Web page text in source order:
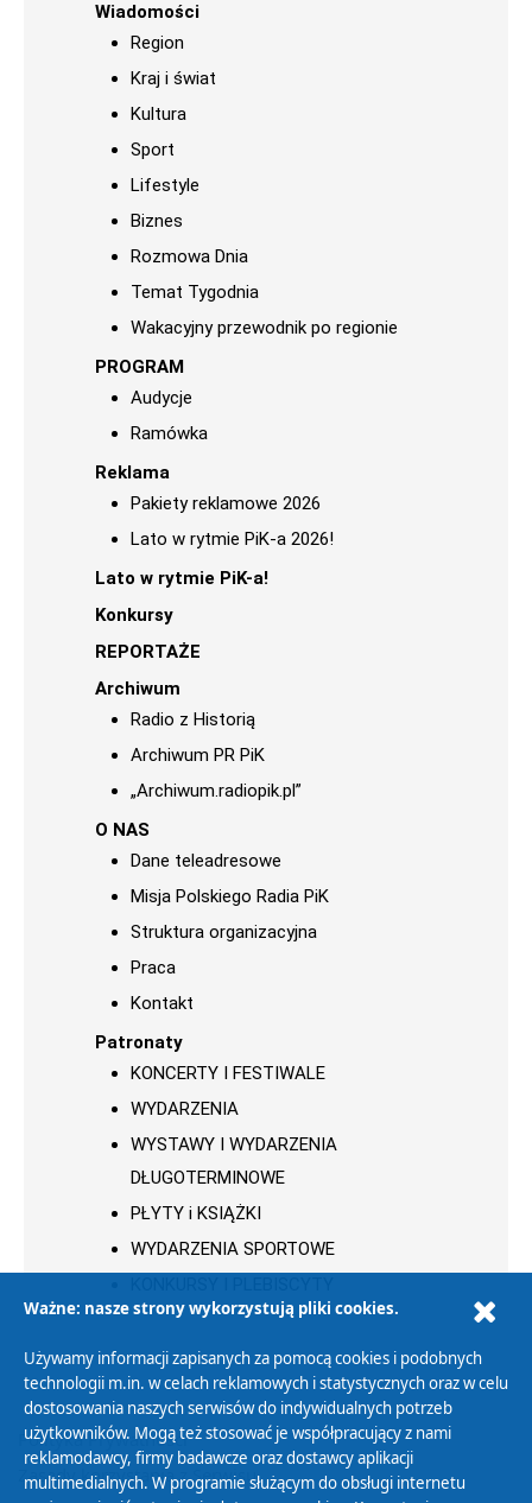
Wiadomości
Region
Kraj i świat
Kultura
Sport
Lifestyle
Biznes
Rozmowa Dnia
Temat Tygodnia
Wakacyjny przewodnik po regionie
PROGRAM
Audycje
Ramówka
Reklama
Pakiety reklamowe 2026
Lato w rytmie PiK-a 2026!
Lato w rytmie PiK-a!
Konkursy
REPORTAŻE
Archiwum
Radio z Historią
Archiwum PR PiK
„Archiwum.radiopik.pl”
O NAS
Dane teleadresowe
Misja Polskiego Radia PiK
Struktura organizacyjna
Praca
Kontakt
Patronaty
KONCERTY I FESTIWALE
WYDARZENIA
WYSTAWY I WYDARZENIA
DŁUGOTERMINOWE
PŁYTY i KSIĄŻKI
WYDARZENIA SPORTOWE
Polityka Prywatności
Zasady korzystania z Serwisu
Ważne: nasze strony wykorzystują pliki cookies.
Używamy informacji zapisanych za pomocą cookies i podobnych
technologii m.in. w celach reklamowych i statystycznych oraz w celu
dostosowania naszych serwisów do indywidualnych potrzeb
użytkowników. Mogą też stosować je współpracujący z nami
reklamodawcy, firmy badawcze oraz dostawcy aplikacji
multimedialnych. W programie służącym do obsługi internetu